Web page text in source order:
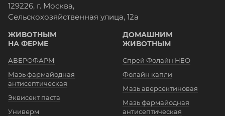
129226, г. Москва,
Сельскохозяйственная улица, 12а
ЖИВОТНЫМ
НА ФЕРМЕ
АВЕРОФАРМ
Мазь фармайодная
антисептическая
Эквисект паста
Универм
ДОМАШНИМ
ЖИВОТНЫМ
Спрей Фолайн НЕО
Фолайн капли
Мазь аверсектиновая
Мазь фармайодная
антисептическая